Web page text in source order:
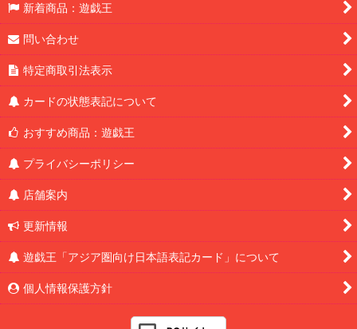
新着商品：遊戯王
問い合わせ
特定商取引法表示
カードの状態表記について
おすすめ商品：遊戯王
プライバシーポリシー
店舗案内
更新情報
遊戯王「アジア圏向け日本語表記カード」について
個人情報保護方針